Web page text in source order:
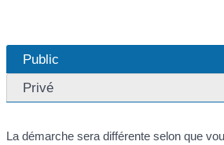
Public
Privé
La démarche sera différente selon que